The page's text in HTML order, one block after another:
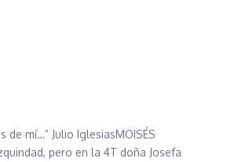
de mí…” Julio IglesiasMOISÉS
pero en la 4T doña Josefa